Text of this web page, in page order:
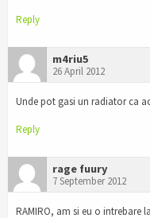
Reply
m4riu5
26 April 2012
Unde pot gasi un radiator ca
Reply
rage fuury
7 September 2012
RAMIRO, am si eu o intrebare